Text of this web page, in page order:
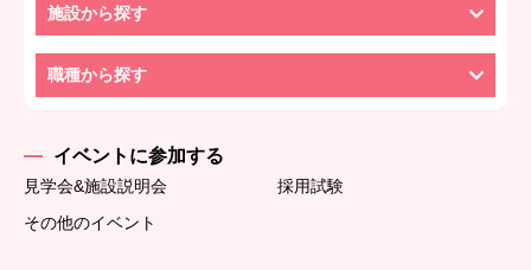
施設から探す
職種から探す
イベントに参加する
見学会&施設説明会
採用試験
その他のイベント